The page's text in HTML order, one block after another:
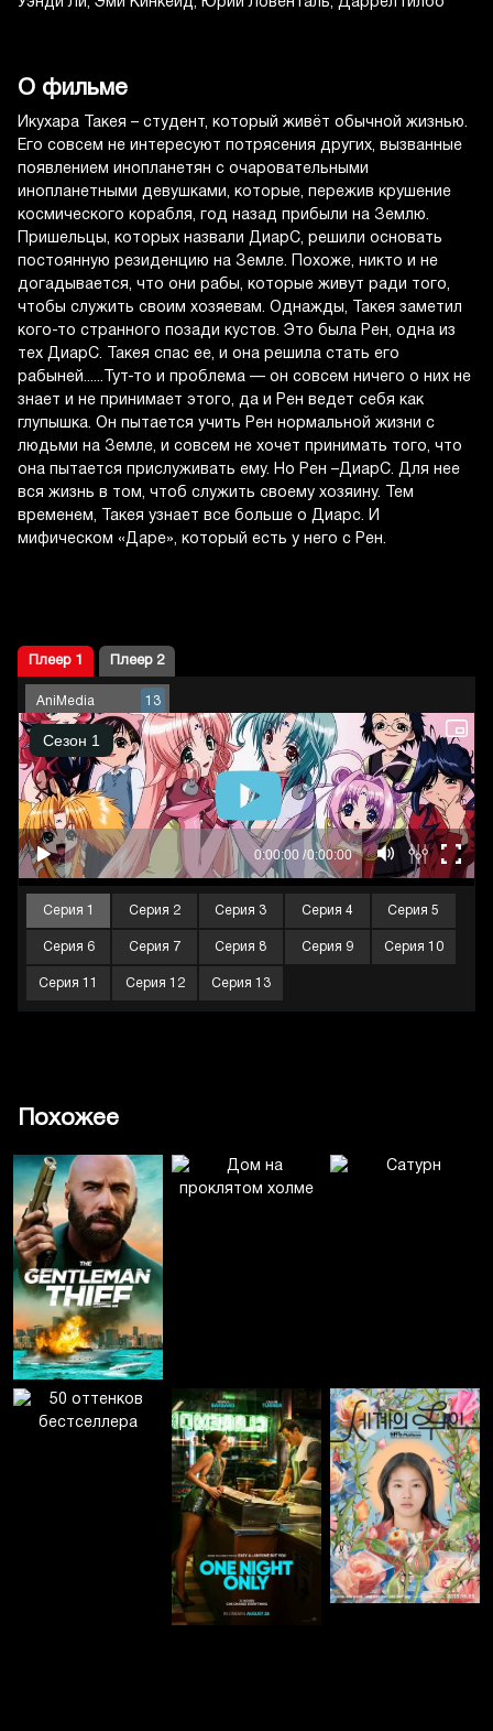
О фильме
Икухара Такея – студент, который живёт обычной жизнью.
Его совсем не интересуют потрясения других, вызванные
появлением инопланетян с очаровательными
инопланетными девушками, которые, пережив крушение
космического корабля, год назад прибыли на Землю.
Пришельцы, которых назвали ДиарС, решили основать
постоянную резиденцию на Земле. Похоже, никто и не
догадывается, что они рабы, которые живут ради того,
чтобы служить своим хозяевам. Однажды, Такея заметил
кого-то странного позади кустов. Это была Рен, одна из
тех ДиарС. Такея спас ее, и она решила стать его
рабыней......Тут-то и проблема — он совсем ничего о них не
знает и не принимает этого, да и Рен ведет себя как
глупышка. Он пытается учить Рен нормальной жизни с
людьми на Земле, и совсем не хочет принимать того, что
она пытается прислуживать ему. Но Рен –ДиарС. Для нее
вся жизнь в том, чтоб служить своему хозяину. Тем
временем, Такея узнает все больше о Диарс. И
мифическом «Даре», который есть у него с Рен.
Плеер 1 Плеер 2
AniMedia 13
Серия 1 Серия 2 Серия 3 Серия 4 Серия 5
Серия 6 Серия 7 Серия 8 Серия 9 Серия 10
Серия 11 Серия 12 Серия 13
Похожее